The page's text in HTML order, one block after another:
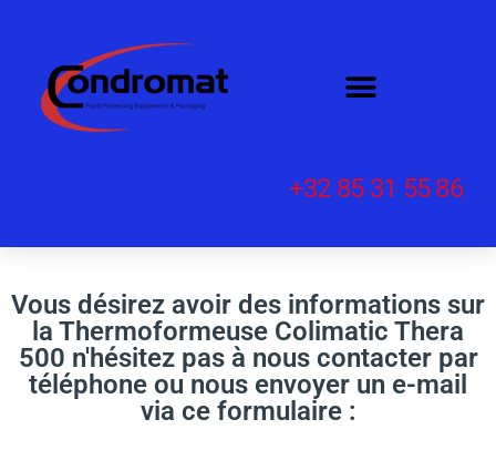
+32 85 31 55 86
Vous désirez avoir des informations sur
la Thermoformeuse Colimatic Thera
500 n'hésitez pas à nous contacter par
téléphone ou nous envoyer un e-mail
via ce formulaire :